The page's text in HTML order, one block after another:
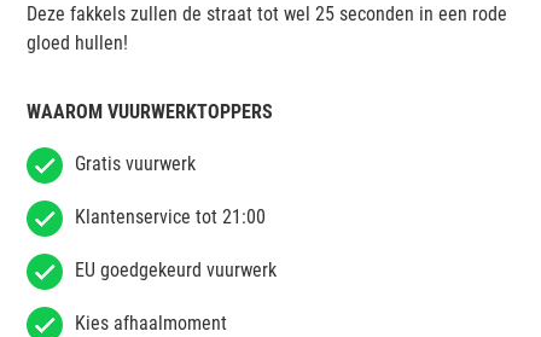
Deze fakkels zullen de straat tot wel 25 seconden in een rode
gloed hullen!
WAAROM VUURWERKTOPPERS
Gratis vuurwerk
Klantenservice tot 21:00
EU goedgekeurd vuurwerk
Kies afhaalmoment